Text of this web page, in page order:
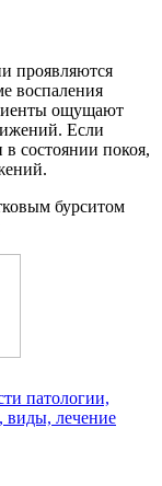
проявляются
воспаления
ощущают
Если
в состоянии покоя,
бурситом
патологии,
лечение